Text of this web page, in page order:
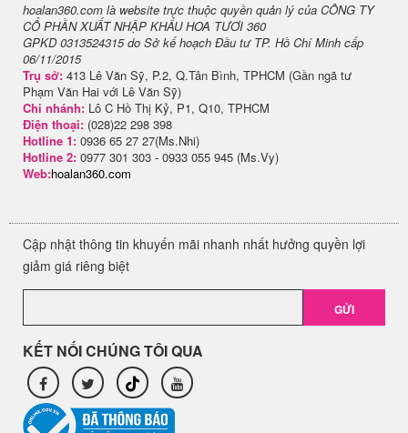
hoalan360.com là website trực thuộc quyền quản lý của CÔNG TY
CỔ PHẦN XUẤT NHẬP KHẨU HOA TƯƠI 360
GPKD 0313524315 do Sở kế hoạch Đầu tư TP. Hồ Chí Minh cấp
06/11/2015
Trụ sở: 413 Lê Văn Sỹ, P.2, Q.Tân Bình, TPHCM (Gần ngã tư
Phạm Văn Hai với Lê Văn Sỹ)
Chi nhánh: Lô C Hồ Thị Kỷ, P1, Q10, TPHCM
Điện thoại: (028)22 298 398
Hotline 1: 0936 65 27 27(Ms.Nhi)
Hotline 2: 0977 301 303 - 0933 055 945 (Ms.Vy)
Web:hoalan360.com
Cập nhật thông tin khuyến mãi nhanh nhất hưởng quyền lợi
giảm giá riêng biệt
GỬI
KẾT NỐI CHÚNG TÔI QUA